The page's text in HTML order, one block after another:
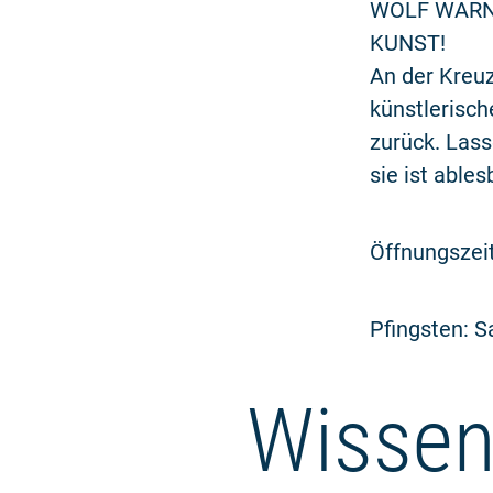
WOLF
KUNST!
An der
zurück.
sie ist
Pfingsten: